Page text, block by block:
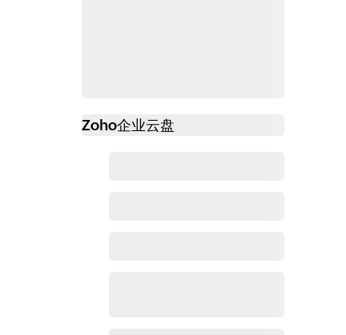
Zoho企业云盘